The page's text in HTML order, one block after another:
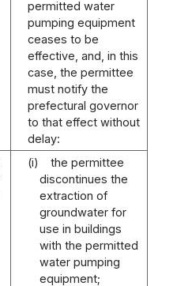
permitted water
pumping equipment
ceases to be
effective, and, in this
case, the permittee
must notify the
prefectural governor
to that effect without
delay:
(i)
the permittee
discontinues the
extraction of
groundwater for
use in buildings
with the permitted
water pumping
equipment;